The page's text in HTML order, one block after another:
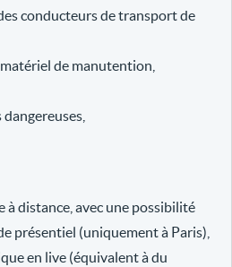
conducteurs de transport de
de manutention,
à distance, avec une possibilité
présentiel (uniquement à Paris),
en live (équivalent à du